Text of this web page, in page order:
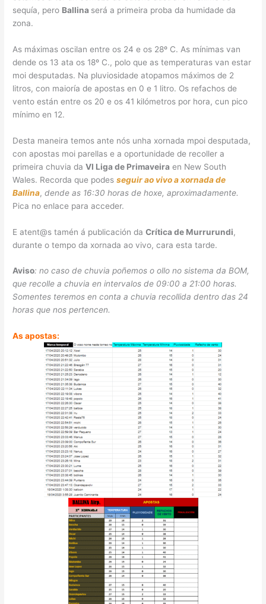
sequía, pero Ballina será a primeira proba da humidade da
zona.
As máximas oscilan entre os 24 e os 28º C. As mínimas van
dende os 13 ata os 18º C., polo que as temperaturas van estar
moi desputadas. Na pluviosidade atopamos máximos de 2
litros, con maioría de apostas en 0 e 1 litro. Os refachos de
vento están entre os 20 e os 41 kilómetros por hora, cun pico
mínimo en 12.
Desta maneira temos ante nós unha xornada mpoi desputada,
con apostas moi parellas e a oportunidade de recoller a
primeira chuvia daVI Liga de Primaveira en New South
Wales. Recorda que podesseguir ao vivo a xornada de
Ballina,dende as 16:30 horas de hoxe, aproximadamente.
Pica no enlace para acceder.
E atent@s tamén á publicación daCrítica de Murrurundi,
durante o tempo da xornada ao vivo, cara esta tarde.
Aviso: no caso de chuvia poñemos o ollo no sistema da BOM,
que recolle a chuvia en intervalos de 09:00 a 21:00 horas.
Somentes teremos en conta a chuvia recollida dentro das 24
horas que nos pertencen.
As apostas: